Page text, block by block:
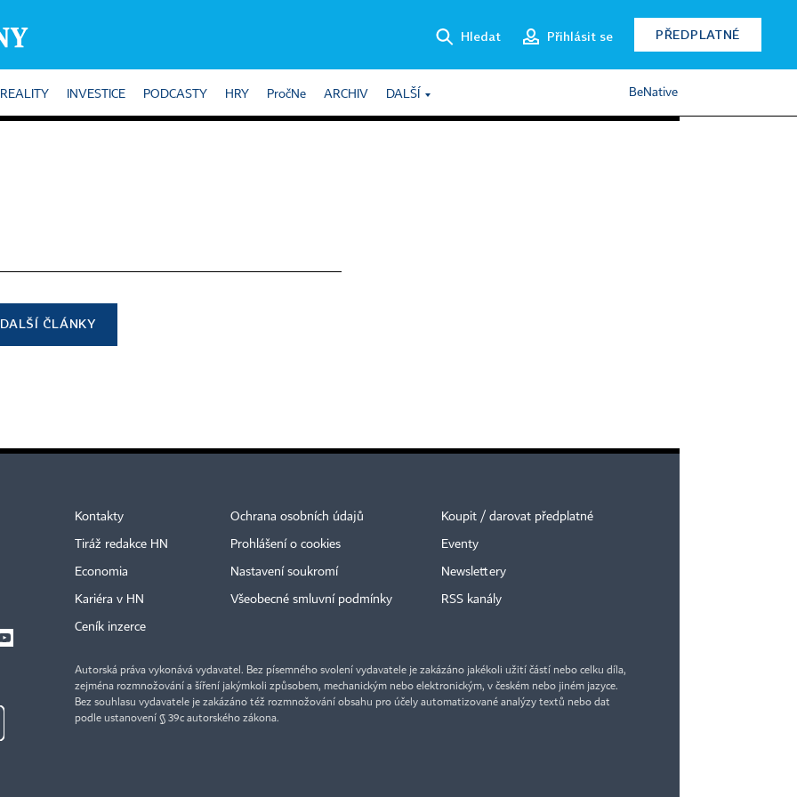
Hledat Přihlásit se PŘEDPLATNÉ
REALITY INVESTICE PODCASTY HRY PročNe ARCHIV DALŠÍ BeNative
DALŠÍ ČLÁNKY
Kontakty
Tiráž redakce HN
Economia
Kariéra v HN
Ceník inzerce
Ochrana osobních údajů
Prohlášení o cookies
Nastavení soukromí
Všeobecné smluvní podmínky
Koupit / darovat předplatné
Eventy
Newslettery
RSS kanály
Autorská práva vykonává vydavatel. Bez písemného svolení vydavatele je zakázáno jakékoli užití částí nebo celku díla,
zejména rozmnožování a šíření jakýmkoli způsobem, mechanickým nebo elektronickým, v českém nebo jiném jazyce.
Bez souhlasu vydavatele je zakázáno též rozmnožování obsahu pro účely automatizované analýzy textů nebo dat
podle ustanovení § 39c autorského zákona.